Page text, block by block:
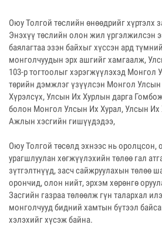
Оюу Толгой төслийн өнөөдрийг хүртэлх
Энэхүү төслийн олон жил үргэлжилсэн
баялагтаа эзэн байхыг хүссэн ард
монголчуудын эрх ашгийг хамгаалж,
103-р тогтоолыг хэрэгжүүлэхэд Монгол
төрийн дэмжлэг үзүүлсэн Монгол Улсын
Хүрэлсүх, Улсын Их Хурлын дарга
болон Монгол Улсын Их Хурал, Улсын Их
Ажлын хэсгийн гишүүдэдээ,
Оюу Толгой төсөлд эхнээс нь оролцсон,
урагшлуулан хөгжүүлэхийн төлөө гал
зүтгэлтнүүд, засч сайжруулахын төлөө
орончид, олон нийт, эрхэм хөрөнгө
Засгийн газраа төлөөлж гүн талархал
монголчууд бидний хамтын бүтээл
хэлэхийг хүсэж байна.